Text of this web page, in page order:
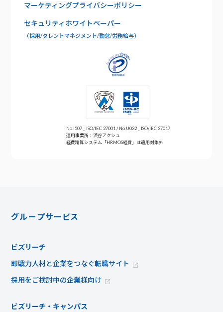
年末調整
マーケティングプライバシーポリシー
セキュリティホワイトペーパー
（採用/タレントマネジメント/勤怠/労務給与）
No.I507 _ ISO/IEC 27001 / No.U032 _ ISO/IEC 27017
適用事業所：渋谷アクシュ
経費精算システム「HRMOS経費」は適用対象外
グループサービス
ビズリーチ
即戦力人材と企業をつなぐ転職サイト
採用をご検討中の企業様向け
ビズリーチ・キャンパス